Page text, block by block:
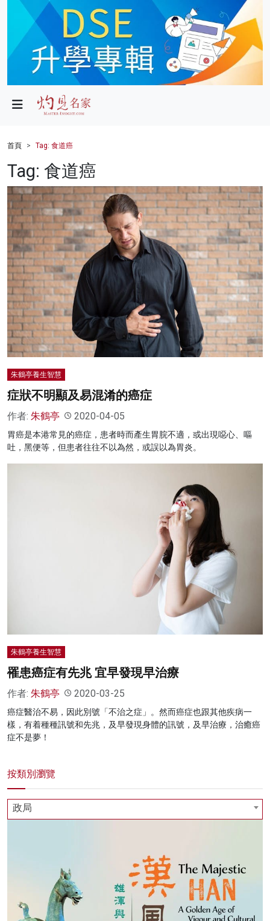
政局
財經
健康
商業
科技
影片
名家榜
灼見活動
關於我們
首頁 Tag: 食道癌
Tag: 食道癌
朱鶴亭養生智慧
症狀不明顯及易混淆的癌症
作者: 朱鶴亭 2020-04-05
胃癌是本港常見的癌症，患者時而產生胃脘不適，或出現噁心、嘔
吐，黑便等，但患者往往不以為然，或誤以為胃炎。
朱鶴亭養生智慧
罹患癌症有先兆 宜早發現早治療
作者: 朱鶴亭 2020-03-25
癌症醫治不易，因此別號「不治之症」。然而癌症也跟其他疾病一
樣，有着種種訊號和先兆，及早發現身體的訊號，及早治療，治癒癌
症不是夢！
按類別瀏覽
政局